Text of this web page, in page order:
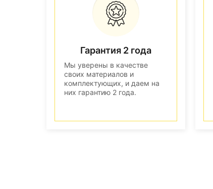
Гарантия 2 года
Мы уверены в качестве
своих материалов и
комплектующих, и даем на
них гарантию 2 года.